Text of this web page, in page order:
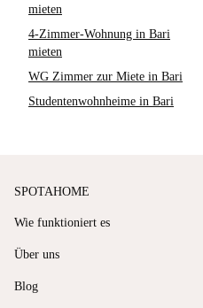
mieten
4-Zimmer-Wohnung in Bari
mieten
WG Zimmer zur Miete in Bari
Studentenwohnheime in Bari
SPOTAHOME
Wie funktioniert es
Über uns
Blog